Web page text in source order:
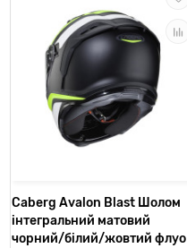
Caberg Avalon Blast Шолом
інтегральний матовий
чорний/білий/жовтий флуо